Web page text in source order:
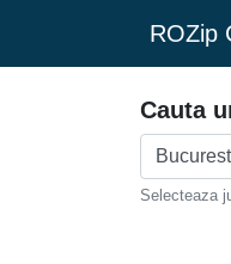
ROZip
Cauta
Selecteaza